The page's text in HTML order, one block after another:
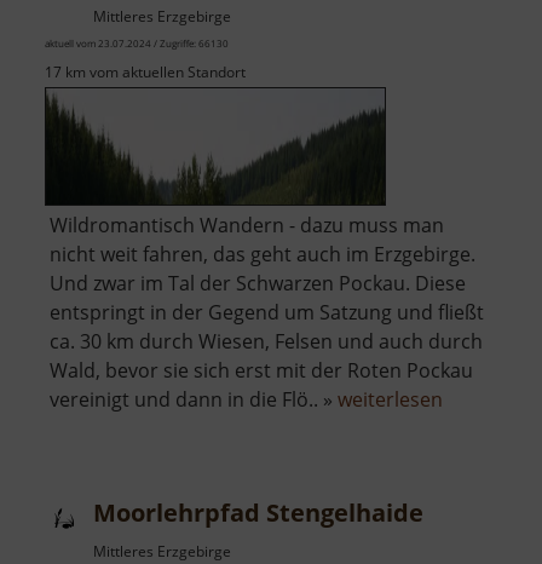
Mittleres Erzgebirge
aktuell vom 23.07.2024 / Zugriffe: 66130
17 km vom aktuellen Standort
Wildromantisch Wandern - dazu muss man
nicht weit fahren, das geht auch im Erzgebirge.
Und zwar im Tal der Schwarzen Pockau. Diese
entspringt in der Gegend um Satzung und fließt
ca. 30 km durch Wiesen, Felsen und auch durch
Wald, bevor sie sich erst mit der Roten Pockau
vereinigt und dann in die Flö.. » weiterlesen
Moorlehrpfad Stengelhaide
Mittleres Erzgebirge